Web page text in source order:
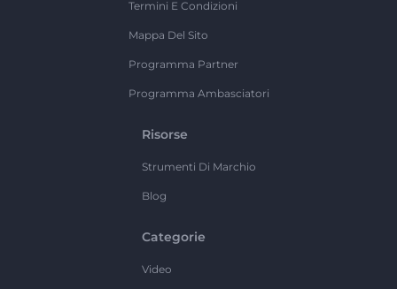
Termini E Condizioni
Mappa Del Sito
Programma Partner
Programma Ambasciatori
Risorse
Strumenti Di Marchio
Blog
Categorie
Video